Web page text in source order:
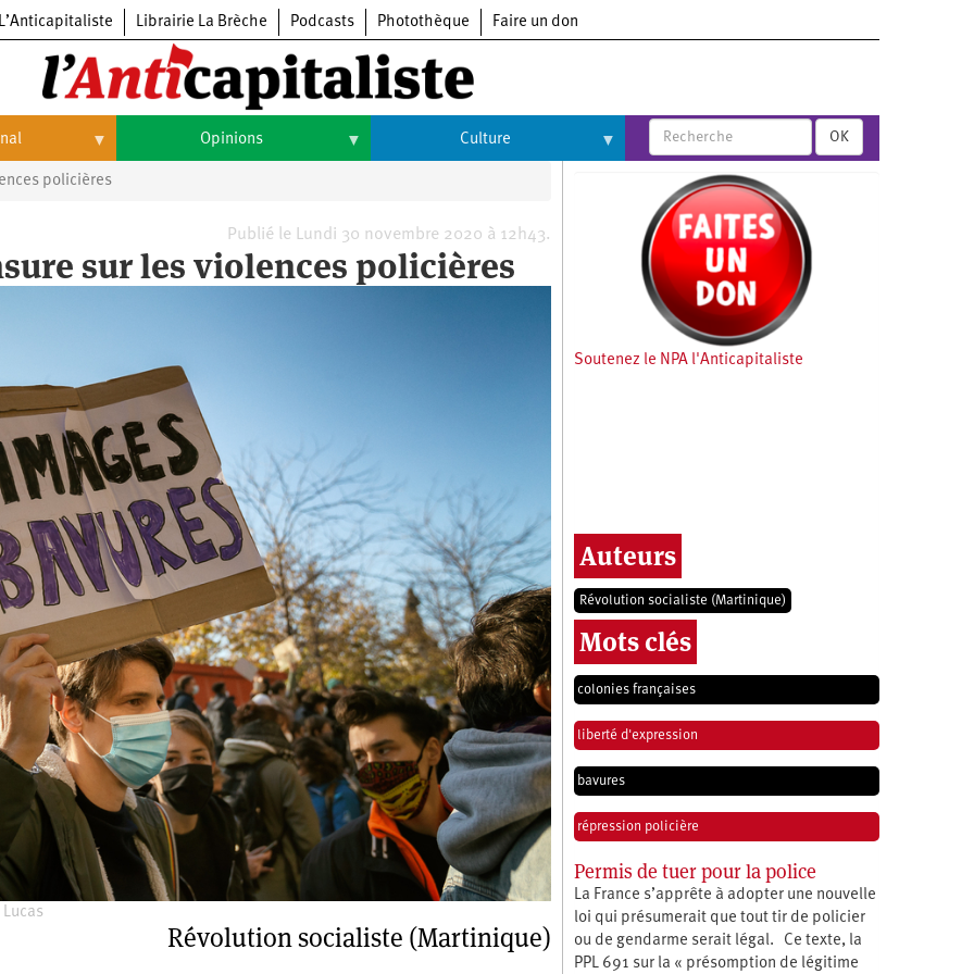
L’Anticapitaliste Librairie La Brèche Podcasts Photothèque Faire un don
Opinions Culture
Arts
Cinéma
OK
policières
Publié le Lundi 30 novembre 2020 à 12h43.
sur les violences policières
Révolution socialiste (Martinique)
Soutenez le NPA l'Anticapitaliste
Auteurs
Révolution socialiste (Martinique)
Mots clés
colonies françaises
liberté d'expression
bavures
répression policière
Permis de tuer pour la police
La France s’apprête à adopter une nouvelle
loi qui présumerait que tout tir de policier
ou de gendarme serait légal. Ce texte, la
PPL 691 sur la « présomption de légitime